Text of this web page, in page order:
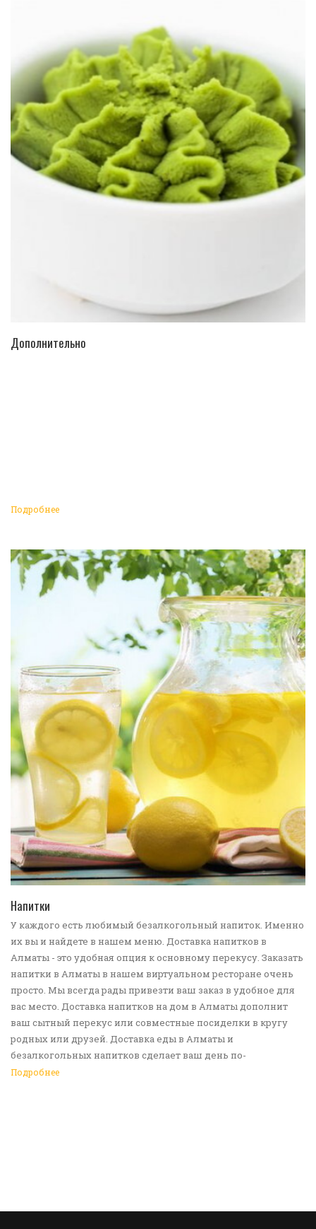
Дополнительно
Подробнее
Напитки
У каждого есть любимый безалкогольный напиток. Именно
их вы и найдете в нашем меню. Доставка напитков в
Алматы - это удобная опция к основному перекусу. Заказать
напитки в Алматы в нашем виртуальном ресторане очень
просто. Мы всегда рады привезти ваш заказ в удобное для
вас место. Доставка напитков на дом в Алматы дополнит
ваш сытный перекус или совместные посиделки в кругу
родных или друзей. Доставка еды в Алматы и
безалкогольных напитков сделает ваш день по-
настоящему ярким и беззаботным. Обращайтесь к нам за
Подробнее